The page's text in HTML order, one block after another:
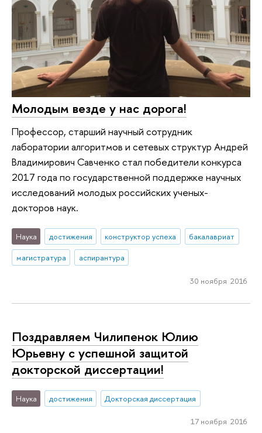
Молодым везде у нас дорога!
Профессор, старший научный сотрудник
лаборатории алгоритмов и сетевых структур Андрей
Владимирович Савченко стал победители конкурса
2017 года по государственной поддержке научных
исследований молодых российских ученых-
докторов наук.
Наука достижения конструктор успеха
бакалавриат
магистратура
аспирантура
30 ноября 2016
Поздравляем Чилипенок Юлию
Юрьевну с успешной защитой
докторской диссертации!
Наука достижения Докторская диссертация
17 ноября 2016